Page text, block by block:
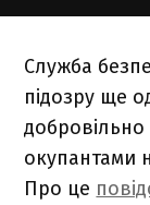
Служба
підозру ще
окупантами
Про це